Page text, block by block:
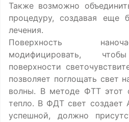
Также возможно
процедуру, создавая
лечения.
Поверхность
модифицировать,
поверхности
позволяет поглощать свет
волны. В методе ФТТ этот
тепло. В ФДТ свет
успешной, должно